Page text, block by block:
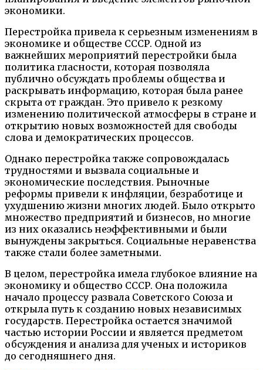
экономики.
Перестройка привела к серьезным изменениям в
экономике и обществе СССР. Одной из
важнейших мероприятий перестройки была
политика гласности, которая позволяла
публично обсуждать проблемы общества и
раскрывать информацию, которая была ранее
скрыта от граждан. Это привело к резкому
изменению политической атмосферы в стране и
открытию новых возможностей для свободы
слова и демократических процессов.
Однако перестройка также сопровождалась
трудностями и вызвала социальные и
экономические последствия. Рыночные
реформы привели к инфляции, безработице и
ухудшению жизни многих людей. Было открыто
множество предприятий и бизнесов, но многие
из них оказались неэффективными и были
вынуждены закрыться. Социальные неравенства
также стали более заметными.
В целом, перестройка имела глубокое влияние на
экономику и общество СССР. Она положила
начало процессу развала Советского Союза и
открыла путь к созданию новых независимых
государств. Перестройка остается значимой
частью истории России и является предметом
обсуждения и анализа для ученых и историков
до сегодняшнего дня.